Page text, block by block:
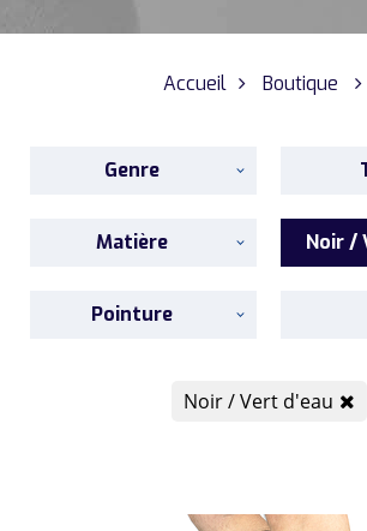
Accueil Boutique
Genre
Matière Noir /
Pointure
Noir / Vert d'eau